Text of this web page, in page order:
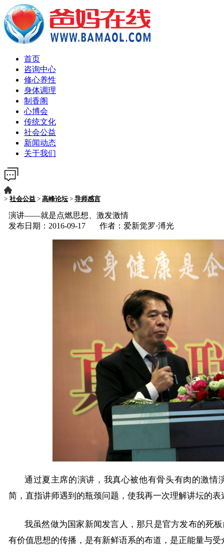
首页
咨询中心
修心养性
身体调理
制香阁
心博会
传统文化
社会公益
新闻动态
关于我们
> 社会公益 > 高峰论坛> 导师感言
演讲——就是点燃思想、激发激情
发布日期：2016-09-17 作者：爱新觉罗·溥光
通过夏主席的演讲，我真心被他有骨头有肉的激
简，直指讲师遇到的瓶颈问题，使我再一次理解讲坛的表
我虽然做为国家新闻发言人，那只是官方发布的死
有价值思想的传播，是有新鲜语系的布道，是正能量与